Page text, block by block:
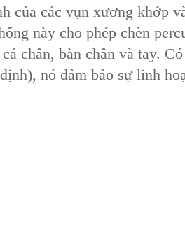
của các vụn xương khớp
này cho phép chèn
chân, bàn chân và tay.
nó đảm bảo sự linh